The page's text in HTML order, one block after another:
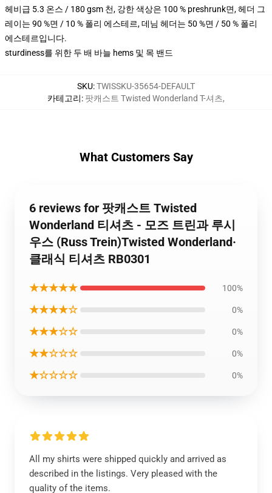
헤비급 5.3 온스 / 180 gsm 천, 강한 색상은 100 % preshrunk면, 헤더 그
레이는 90 %면 / 10 % 폴리 에스테르, 데님 헤더는 50 %면 / 50 % 폴리
에스테르입니다.
sturdiness를 위한 두 배 바늘 hems 및 목 밴드
SKU:TWISSKU-35654-DEFAULT
카테고리: 팟캐스트 Twisted Wonderland T-셔츠,
What Customers Say
6 reviews for 팟캐스트 Twisted
Wonderland 티셔츠 - 모즈 트린과 루시
우스 (Russ Trein)Twisted Wonderland·
클래식 티셔츠 RB0301
★★★★★ 100%
★★★★☆ 0%
★★★☆☆ 0%
★★☆☆☆ 0%
★☆☆☆☆ 0%
All my shirts were shipped quickly and arrived as
described in the listings. Very pleased with the
quality of the items.